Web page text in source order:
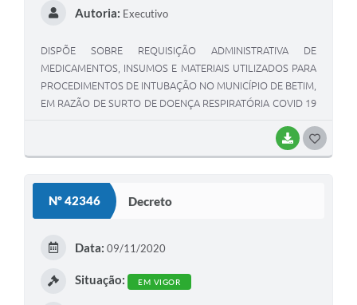
BAIXAR
Autoria: Executivo
DISPÕE SOBRE REQUISIÇÃO ADMINISTRATIVA DE
MEDICAMENTOS, INSUMOS E MATERIAIS UTILIZADOS PARA
PROCEDIMENTOS DE INTUBAÇÃO NO MUNICÍPIO DE BETIM,
EM RAZÃO DE SURTO DE DOENÇA RESPIRATÓRIA COVID 19
Nº 42346 Decreto
Data: 09/11/2020
Situação: EM VIGOR